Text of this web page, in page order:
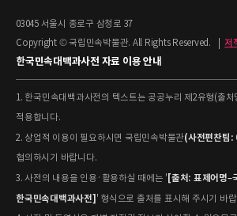
03045 서울시 종로구 삼청로 37
Copyright © 국립민속박물관. All Rights Reserved.
저
한국민속대백과사전 자료 이용 안내
1. 한국민속대백과사전의 텍스트는 공공누리 제2유형(출
적용합니다.
2. 상업적 이용이 필요하시면 국립민속박물관(사전편찬팀
협의하시기 바랍니다.
3. 사전의 내용을 인용·활용하실 때에는 ' [출처: 표제어명–
한국민속대백과사전] ' 형식으로 출처를 표시해 주시기 바